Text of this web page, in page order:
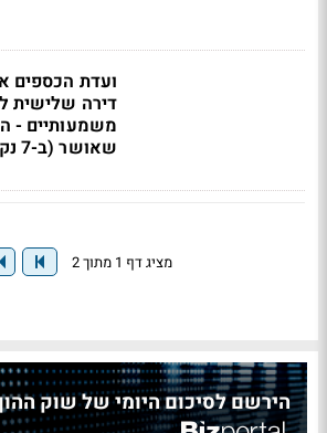
ועדת הכספים
דירה שלישית
משמעותיים -
שאושר (ב-7 נקודות)
מציג דף 1 מתוך 2
הירשם לסיכום היומי של שוק